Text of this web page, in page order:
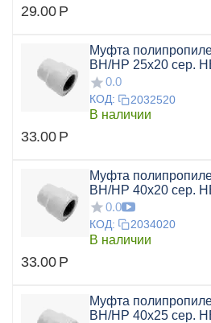
29.00 Р
Муфта
ВН/НР 25x20 сер.
0.0
КОД: 2032520
В наличии
33.00 Р
Муфта
ВН/НР 40x20 сер.
0.0
КОД: 2034020
В наличии
33.00 Р
Муфта
ВН/НР 40x25 сер.